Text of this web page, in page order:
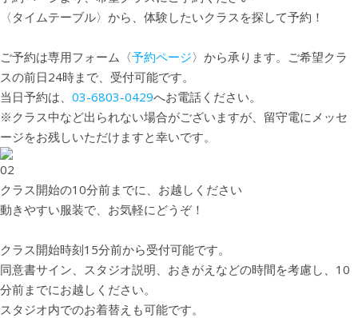
〈タイムテーブル〉から、体験したいクラスを探して予約！
ご予約は専用フォーム〈予約ページ〉から承ります。ご希望クラ
スの前日24時まで、受付可能です。
当日予約は、 03-6803-0429へお電話ください。
※クラス中など出られない場合がございますが、留守電にメッセ
ージをお残しいただけますと幸いです。
02
クラス開始の10分前までに、お越しください
動きやすい服装で、お気軽にどうぞ！
クラス開始時刻15分前から受付可能です。
同意書サイン、スタジオ説明、おきがえなどの時間を考慮し、10
分前までにお越しください。
スタジオ内でのお着替えも可能です。